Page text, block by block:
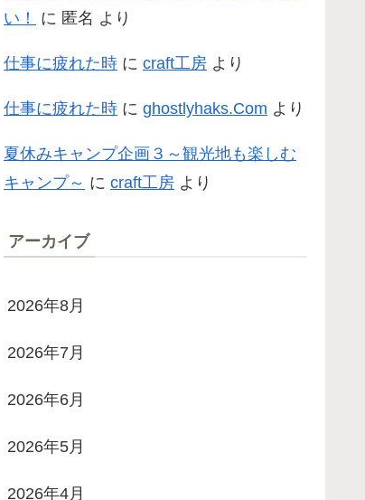
い！
に 匿名 より
仕事に疲れた時 に craft工房 より
仕事に疲れた時 に ghostlyhaks.Com より
夏休みキャンプ企画３～観光地も楽しむ
キャンプ～ に craft工房 より
アーカイブ
2026年8月
2026年7月
2026年6月
2026年5月
2026年4月